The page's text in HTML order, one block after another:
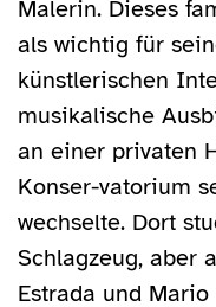
Malerin. Dieses
als wichtig für
künstlerischen
musikalische
an einer privaten
Konser-vatorium
wechselte. Dort
Schlagzeug, aber
Estrada und